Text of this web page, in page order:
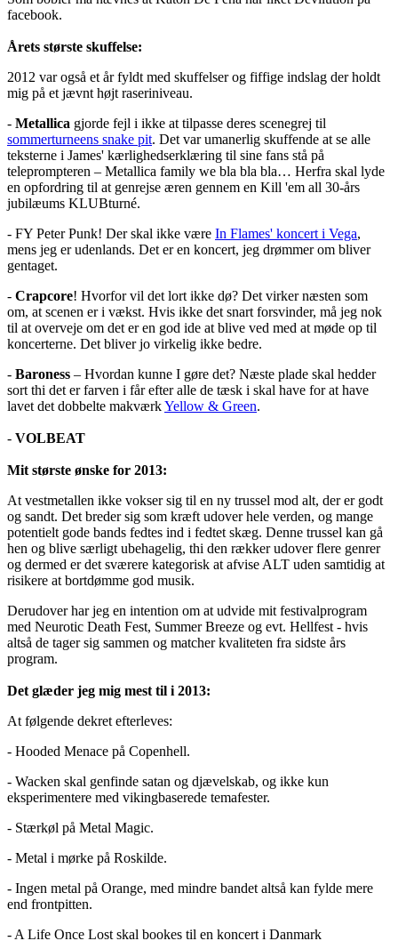
facebook.
Årets største skuffelse:
2012 var også et år fyldt med skuffelser og fiffige indslag der holdt
mig på et jævnt højt raseriniveau.
- Metallica gjorde fejl i ikke at tilpasse deres scenegrej til
sommerturneens snake pit. Det var umanerlig skuffende at se alle
teksterne i James' kærlighedserklæring til sine fans stå på
teleprompteren – Metallica family we bla bla bla… Herfra skal lyde
en opfordring til at genrejse æren gennem en Kill 'em all 30-års
jubilæums KLUBturné.
- FY Peter Punk! Der skal ikke være In Flames' koncert i Vega,
mens jeg er udenlands. Det er en koncert, jeg drømmer om bliver
gentaget.
- Crapcore! Hvorfor vil det lort ikke dø? Det virker næsten som
om, at scenen er i vækst. Hvis ikke det snart forsvinder, må jeg nok
til at overveje om det er en god ide at blive ved med at møde op til
koncerterne. Det bliver jo virkelig ikke bedre.
- Baroness – Hvordan kunne I gøre det? Næste plade skal hedder
sort thi det er farven i får efter alle de tæsk i skal have for at have
lavet det dobbelte makværkYellow & Green.
- VOLBEAT
Mit største ønske for 2013:
At vestmetallen ikke vokser sig til en ny trussel mod alt, der er godt
og sandt. Det breder sig som kræft udover hele verden, og mange
potentielt gode bands fedtes ind i fedtet skæg. Denne trussel kan gå
hen og blive særligt ubehagelig, thi den rækker udover flere genrer
og dermed er det sværere kategorisk at afvise ALT uden samtidig at
risikere at bortdømme god musik.
Derudover har jeg en intention om at udvide mit festivalprogram
med Neurotic Death Fest, Summer Breeze og evt. Hellfest - hvis
altså de tager sig sammen og matcher kvaliteten fra sidste års
program.
Det glæder jeg mig mest til i 2013:
At følgende dekret efterleves:
- Hooded Menace på Copenhell.
- Wacken skal genfinde satan og djævelskab, og ikke kun
eksperimentere med vikingbaserede temafester.
- Stærkøl på Metal Magic.
- Metal i mørke på Roskilde.
- Ingen metal på Orange, med mindre bandet altså kan fylde mere
end frontpitten.
- A Life Once Lost skal bookes til en koncert i Danmark